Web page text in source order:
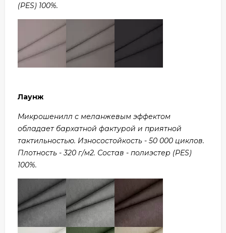
(PES) 100%.
Лаунж
Микрошенилл с меланжевым эффектом
обладает бархатной фактурой и приятной
тактильностью. Износостойкость - 50 000 циклов.
Плотность - 320 г/м2. Состав - полиэстер (PES)
100%.